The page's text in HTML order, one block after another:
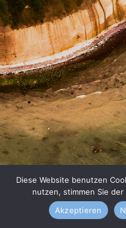
Diese Website benutzen
nutzen, stimmen Sie
Akzeptieren